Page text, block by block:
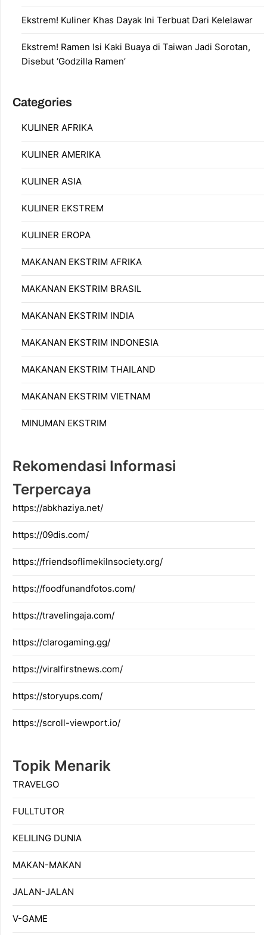
Ekstrem! Kuliner Khas Dayak Ini Terbuat Dari Kelelawar
Ekstrem! Ramen Isi Kaki Buaya di Taiwan Jadi Sorotan,
Disebut ‘Godzilla Ramen’
Categories
KULINER AFRIKA
KULINER AMERIKA
KULINER ASIA
KULINER EKSTREM
KULINER EROPA
MAKANAN EKSTRIM AFRIKA
MAKANAN EKSTRIM BRASIL
MAKANAN EKSTRIM INDIA
MAKANAN EKSTRIM INDONESIA
MAKANAN EKSTRIM THAILAND
MAKANAN EKSTRIM VIETNAM
MINUMAN EKSTRIM
Rekomendasi Informasi
Terpercaya
https://abkhaziya.net/
https://09dis.com/
https://friendsoflimekilnsociety.org/
https://foodfunandfotos.com/
https://travelingaja.com/
https://clarogaming.gg/
https://viralfirstnews.com/
https://storyups.com/
https://scroll-viewport.io/
Topik Menarik
TRAVELGO
FULLTUTOR
KELILING DUNIA
MAKAN-MAKAN
JALAN-JALAN
V-GAME